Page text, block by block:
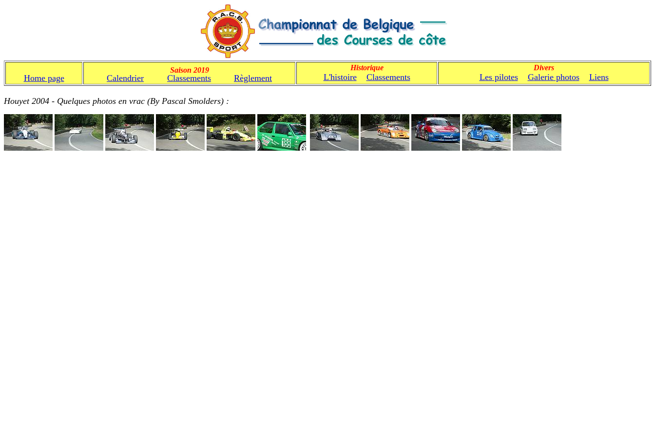
Home page
Saison 2019
Calendrier Classements Règlement
Historique
L'histoire Classements
Divers
Les pilotes Galerie photos Liens
Houyet 2004 - Quelques photos en vrac (By Pascal Smolders) :